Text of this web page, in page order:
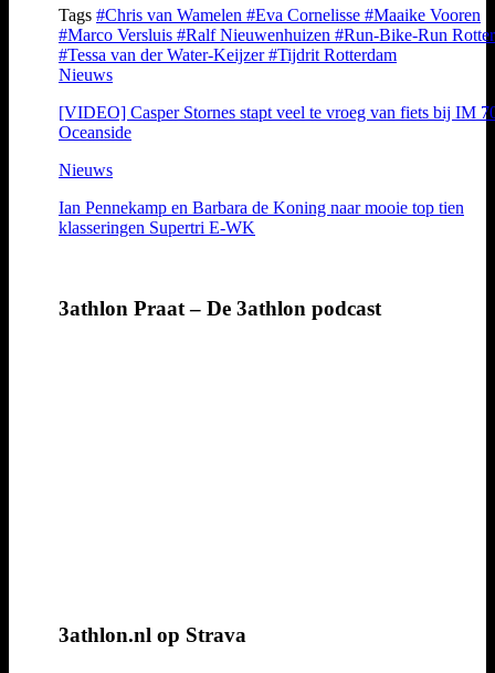
Tags #Chris van Wamelen #Eva Cornelisse #Maaike Vooren
#Marco Versluis #Ralf Nieuwenhuizen #Run-Bike-Run
#Tessa van der Water-Keijzer#Tijdrit Rotterdam
Nieuws
[VIDEO] Casper Stornes stapt veel te vroeg van fiets bij IM
Oceanside
Nieuws
Ian Pennekamp en Barbara de Koning naar mooie top tien
klasseringen Supertri E-WK
3athlon Praat – De 3athlon podcast
3athlon.nl op Strava